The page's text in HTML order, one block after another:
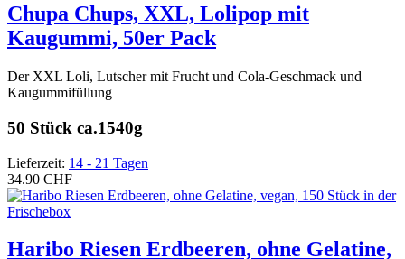
Chupa Chups, XXL, Lolipop mit
Kaugummi, 50er Pack
Der XXL Loli, Lutscher mit Frucht und Cola-Geschmack und
Kaugummifüllung
50 Stück ca.1540g
Lieferzeit: 14 - 21 Tagen
34.90 CHF
Haribo Riesen Erdbeeren, ohne Gelatine,